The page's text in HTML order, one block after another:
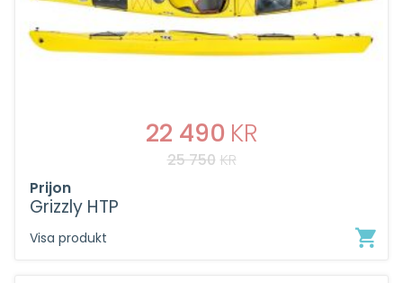
25 750 KR
DET
URSPRUNGLIGA
22 490 KR
DET
Prijon
Grizzly HTP
Visa produkt